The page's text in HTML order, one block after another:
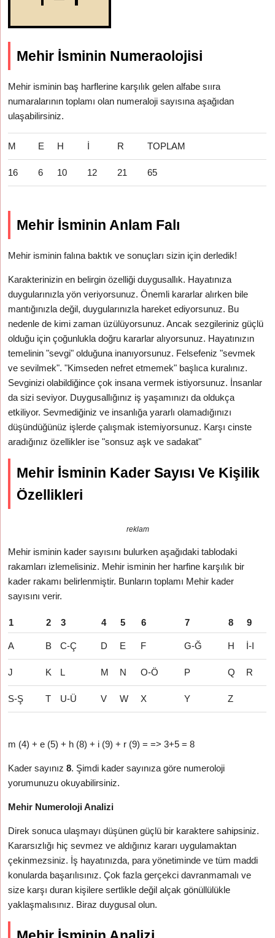
Mehir İsminin Numeraolojisi
Mehir isminin baş harflerine karşılık gelen alfabe sııra
numaralarının toplamı olan numeraloji sayısına aşağıdan
ulaşabilirsiniz.
M E H İ R TOPLAM
16 6 10 12 21 65
Mehir İsminin Anlam Falı
Mehir isminin falına baktık ve sonuçları sizin için derledik!
Karakterinizin en belirgin özelliği duygusallık. Hayatınıza
duygularınızla yön veriyorsunuz. Önemli kararlar alırken bile
mantığınızla değil, duygularınızla hareket ediyorsunuz. Bu
nedenle de kimi zaman üzülüyorsunuz. Ancak sezgileriniz güçlü
olduğu için çoğunlukla doğru kararlar alıyorsunuz. Hayatınızın
temelinin "sevgi" olduğuna inanıyorsunuz. Felsefeniz "sevmek
ve sevilmek". "Kimseden nefret etmemek" başlıca kuralınız.
Sevginizi olabildiğince çok insana vermek istiyorsunuz. İnsanlar
da sizi seviyor. Duygusallığınız iş yaşamınızı da oldukça
etkiliyor. Sevmediğiniz ve insanlığa yararlı olamadığınızı
düşündüğünüz işlerde çalışmak istemiyorsunuz. Karşı cinste
aradığınız özellikler ise "sonsuz aşk ve sadakat"
Mehir İsminin Kader Sayısı Ve Kişilik
Özellikleri
reklam
Mehir isminin kader sayısını bulurken aşağıdaki tablodaki
rakamları izlemelisiniz. Mehir isminin her harfine karşılık bir
kader rakamı belirlenmiştir. Bunların toplamı Mehir kader
sayısını verir.
1 2 3 4 5 6 7 8 9
A B C-Ç D E F G-Ğ H İ-I
J K L M N O-Ö P Q R
S-Ş T U-Ü V W X Y Z
m (4) + e (5) + h (8) + i (9) + r (9) = => 3+5 = 8
Kader sayınız8. Şimdi kader sayınıza göre numeroloji
yorumunuzu okuyabilirsiniz.
Mehir Numeroloji Analizi
Direk sonuca ulaşmayı düşünen güçlü bir karaktere sahipsiniz.
Kararsızlığı hiç sevmez ve aldığınız kararı uygulamaktan
çekinmezsiniz. İş hayatınızda, para yönetiminde ve tüm maddi
konularda başarılısınız. Çok fazla gerçekci davranmamalı ve
size karşı duran kişilere sertlikle değil alçak gönüllülükle
yaklaşmalısınız. Biraz duygusal olun.